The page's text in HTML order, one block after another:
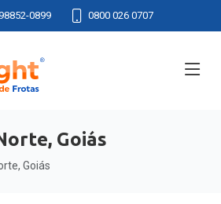
0899 0800 026 0707
Goiás
Goiás